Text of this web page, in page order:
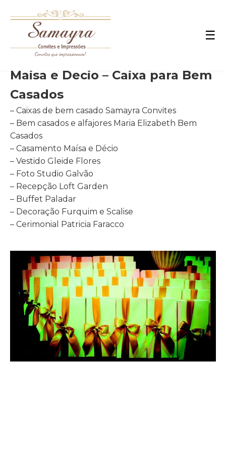
☰
Maisa e Decio – Caixa para Bem
Casados
– Caixas de bem casado Samayra Convites
– Bem casados e alfajores Maria Elizabeth Bem
Casados
– Casamento Maísa e Décio
– Vestido Gleide Flores
– Foto Studio Galvão
– Recepção Loft Garden
– Buffet Paladar
– Decoração Furquim e Scalise
– Cerimonial Patricia Faracco